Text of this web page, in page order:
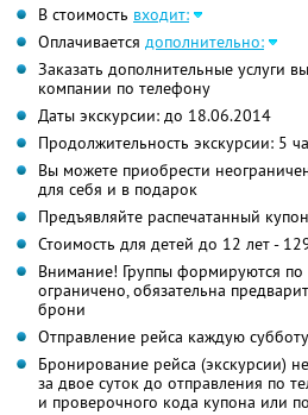
В стоимость входит:
Оплачивается дополнительно:
Заказать дополнительные услуги
компании по телефону
Даты экскурсии: до 18.06.2014
Продолжительность экскурсии: 5
Вы можете приобрести
для себя и в подарок
Предъявляйте распечатанный
Стоимость для детей до 12 лет -
Внимание! Группы формируются по
ограничено, обязательна
брони
Отправление рейса каждую
Бронирование рейса (экскурсии)
за двое суток до отправления по
и проверочного кода купона или